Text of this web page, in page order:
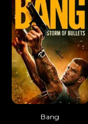
Bang